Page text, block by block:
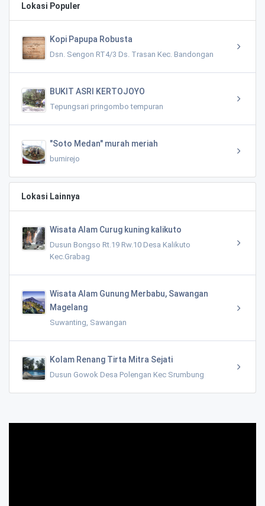
Lokasi Populer
Kopi Papupa Robusta
Dsn. Sengon RT4/3 Ds. Trasan Kec. Bandongan
BUKIT ASRI KERTOJOYO
Tepungsari pringombo tempuran
"Soto Medan" murah meriah
bumirejo
Lokasi Lainnya
Wisata Alam Curug kuning kalikuto
Dusun Bongso Rt.19 Rw.10 Desa Kalikuto
Kec.Grabag
Wisata Alam Gunung Merbabu, Sawangan
Magelang
Suwanting, Sawangan
Kolam Renang Tirta Mitra Sejati
Dusun Gowok Desa Polengan Kec Srumbung